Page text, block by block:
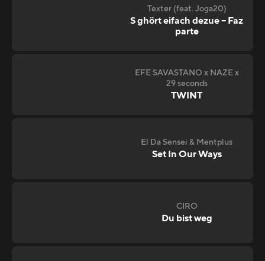
Texter (feat. Joga20)
S ghört eifach dezue – Faz
parte
EFE SAVASTANO x NAZE x
29 seconds
TWINT
El Da Sensei & Mentplus
Set In Our Ways
CIRO
Du bist weg